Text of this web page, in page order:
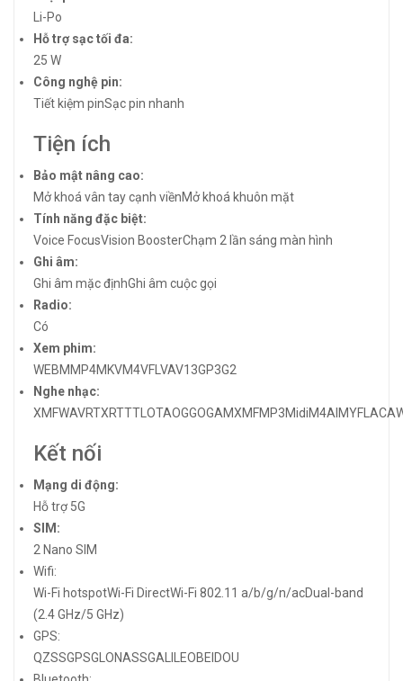
Li-Po
Hỗ trợ sạc tối đa:
25 W
Công nghệ pin:
Tiết kiệm pinSạc pin nhanh
Tiện ích
Bảo mật nâng cao:
Mở khoá vân tay cạnh viềnMở khoá khuôn mặt
Tính năng đặc biệt:
Voice FocusVision BoosterChạm 2 lần sáng màn hình
Ghi âm:
Ghi âm mặc địnhGhi âm cuộc gọi
Radio:
Có
Xem phim:
WEBM MP4MKVM4VFLVAV13GP3G2
Nghe nhạc:
XMFWAVRTXRTTTL OTAOGGOGAMXMFMP3MidiM4A IMYFLAC
Kết nối
Mạng di động:
Hỗ trợ 5G
SIM:
2 Nano SIM
Wifi:
Wi-Fi hotspotWi-Fi DirectWi-Fi 802.11 a/b/g/n/acDual-band
(2.4 GHz/5 GHz)
GPS:
QZSSGPSGLONASSGALILEOBEIDOU